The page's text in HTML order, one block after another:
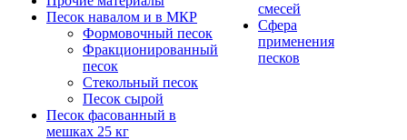
Песок навалом и в МКР
Формовочный песок
Фракционированный
песок
Стекольный песок
Песок сырой
Песок фасованный в
мешках 25 кг
смесей
Сфера
применения
песков